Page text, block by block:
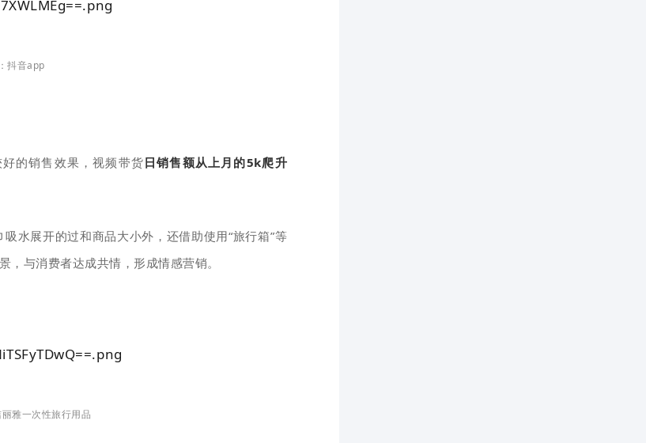
抖音app
的销售效果，视频带货日销售额从上月的5k爬升
水展开的过和商品大小外，还借助使用“旅行箱”等
，与消费者达成共情，形成情感营销。
雅一次性旅行用品